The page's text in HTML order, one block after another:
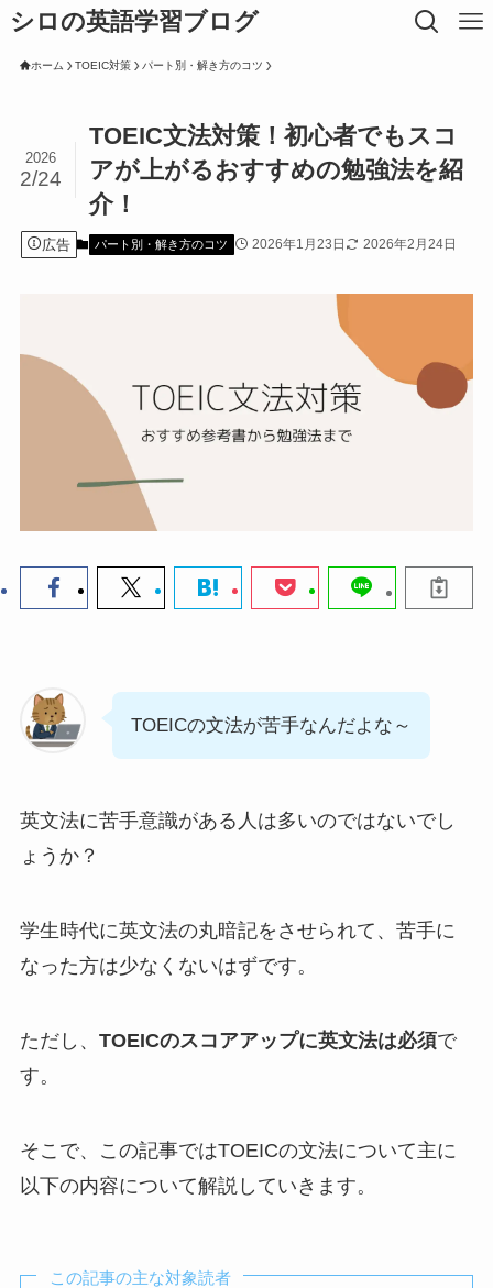
シロの英語学習ブログ
ホーム TOEIC対策 パート別・解き方のコツ
TOEIC文法対策！初心者でもスコ
アが上がるおすすめの勉強法を紹
介！
2026
2/24
広告 パート別・解き方のコツ 2026年1月23日 2026年2月24日
TOEICの文法が苦手なんだよな～
英文法に苦手意識がある人は多いのではないでし
ょうか？
学生時代に英文法の丸暗記をさせられて、苦手に
なった方は少なくないはずです。
ただし、 TOEICのスコアアップに英文法は必須で
す。
そこで、この記事ではTOEICの文法について主に
以下の内容について解説していきます。
この記事の主な対象読者